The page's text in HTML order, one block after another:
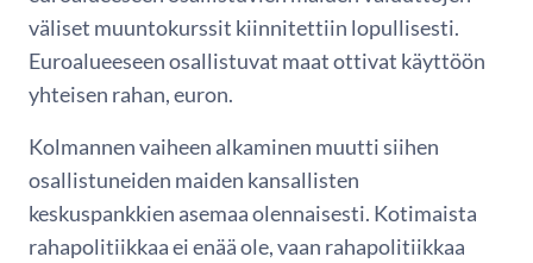
väliset muuntokurssit kiinnitettiin lopullisesti.
Euroalueeseen osallistuvat maat ottivat käyttöön
yhteisen rahan, euron.
Kolmannen vaiheen alkaminen muutti siihen
osallistuneiden maiden kansallisten
keskuspankkien asemaa olennaisesti. Kotimaista
rahapolitiikkaa ei enää ole, vaan rahapolitiikkaa